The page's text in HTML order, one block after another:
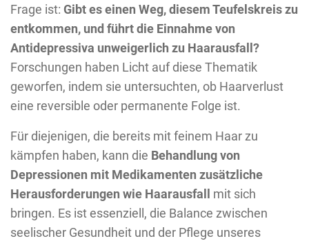
Frage ist: Gibt es einen Weg, diesem Teufelskreis zu
entkommen, und führt die Einnahme von
Antidepressiva unweigerlich zu Haarausfall?
Forschungen haben Licht auf diese Thematik
geworfen, indem sie untersuchten, ob Haarverlust
eine reversible oder permanente Folge ist.
Für diejenigen, die bereits mit feinem Haar zu
kämpfen haben, kann die Behandlung von
Depressionen mit Medikamenten zusätzliche
Herausforderungen wie Haarausfall
mit sich
bringen. Es ist essenziell, die Balance zwischen
seelischer Gesundheit und der Pflege unseres